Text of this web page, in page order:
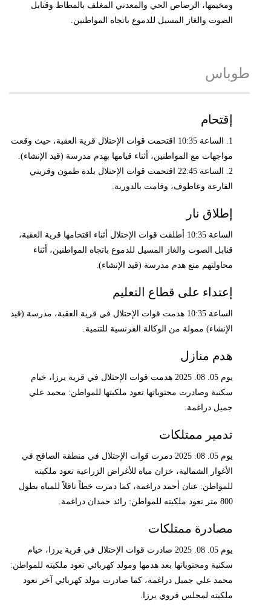
ومخيمها، الرصاص الحي والمعدني المغلف بالمطاط وقنابل
الصوت والغاز المسيل للدموع باتجاه المواطنين.
طوباس
إقتحام
1. الساعة 10:35 اقتحمت قوات الإحتلال قرية العقبة، حيث وقعت
مواجهات مع المواطنين، أثناء قيامها بهدم مدرسة (قيد الإنشاء).
2. الساعة 22:45 اقتحمت قوات الإحتلال بلدة طمون وقريتي
الفارعة وعاطوف، وقامت بالدورية.
إطلاق نار
الساعة 10:35 أطلقت قوات الإحتلال أثناء اقتحامها قرية العقبة،
قنابل الصوت والغاز المسيل للدموع باتجاه المواطنين، أثناء
محاولتهم منع هدم مدرسة (قيد الإنشاء).
إعتداء على قطاع التعليم
الساعة 10:35 هدمت قوات الإحتلال في قرية العقبة، مدرسة (قيد
الإنشاء) ممولة من الوكالة الفرنسية للتنمية.
هدم منازل
يوم 05. 08. 2025 هدمت قوات الإحتلال في قرية يرزا، خيام
سكنية وصادرت محتوياتها تعود ملكيتها للمواطن: محمد علي
جميل دراغمة.
تدمير ممتلكات
يوم 05. 08. 2025 دمرت قوات الإحتلال في منطقة الصافح في
الأغوار الشمالية، خزان مياه للأغراض الزراعية تعود ملكيته
للمواطن: عنان أحمد دراغمة، كما دمرت خطاً ناقلاً للمياه بطول
800 متر تعود ملكيته للمواطن: رائد حمدان دراغمة.
مصادرة ممتلكات
يوم 05. 08. 2025 صادرت قوات الإحتلال في قرية يرزا، خيام
سكنية ومحتوياتها بعد هدمها ومولد كهربائي تعود ملكيته للمواطن:
محمد علي جميل دراغمة، كما صادرت مولد كهربائي آخر تعود
ملكيته لمجلس قروي يرزا.